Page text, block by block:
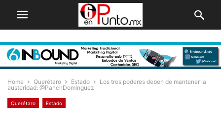
Home Querétaro Estado
Los tres poderes deben de mantener la
austeridad: @PanchDominguez
Querétaro Estado